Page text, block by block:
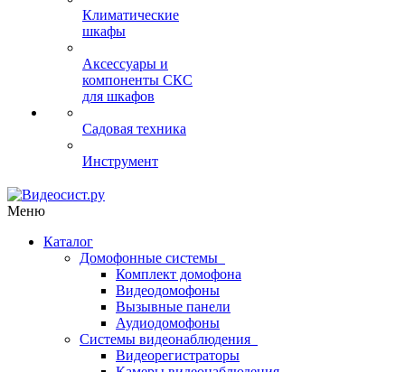
Климатические
шкафы
Аксессуары и
компоненты СКС
для шкафов
Садовая техника
Инструмент
Меню
Каталог
Домофонные системы
Комплект домофона
Видеодомофоны
Вызывные панели
Аудиодомофоны
Системы видеонаблюдения
Видеорегистраторы